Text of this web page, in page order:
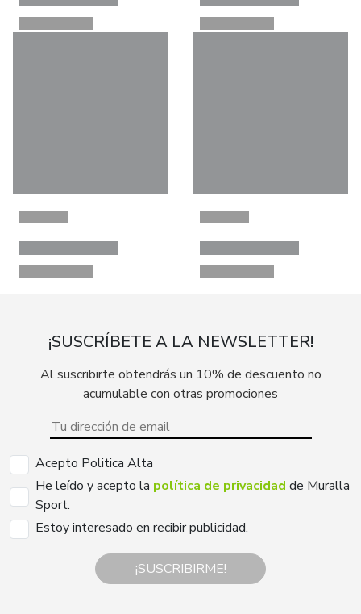
¡SUSCRÍBETE A LA NEWSLETTER!
Al suscribirte obtendrás un 10% de descuento no
acumulable con otras promociones
Acepto Politica Alta
He leído y acepto la política de privacidad de Muralla
Sport.
Estoy interesado en recibir publicidad.
¡SUSCRIBIRME!